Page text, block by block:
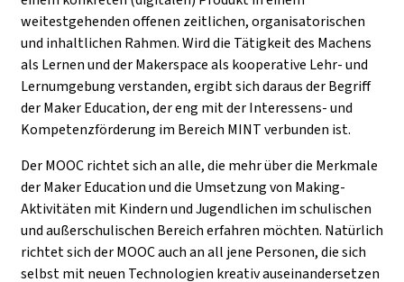
weitestgehenden offenen zeitlichen, organisatorischen
und inhaltlichen Rahmen. Wird die Tätigkeit des Machens
als Lernen und der Makerspace als kooperative Lehr- und
Lernumgebung verstanden, ergibt sich daraus der Begriff
der Maker Education, der eng mit der Interessens- und
Kompetenzförderung im Bereich MINT verbunden ist.
Der MOOC richtet sich an alle, die mehr über die Merkmale
der Maker Education und die Umsetzung von Making-
Aktivitäten mit Kindern und Jugendlichen im schulischen
und außerschulischen Bereich erfahren möchten. Natürlich
richtet sich der MOOC auch an all jene Personen, die sich
selbst mit neuen Technologien kreativ auseinandersetzen